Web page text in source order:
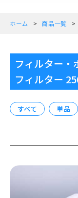
ホーム 商品一覧
フィルター・
フィルター
すべて 単品